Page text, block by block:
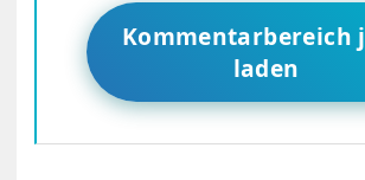
Kommentarbereich
laden